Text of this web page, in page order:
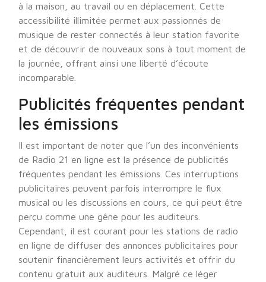
à la maison, au travail ou en déplacement. Cette
accessibilité illimitée permet aux passionnés de
musique de rester connectés à leur station favorite
et de découvrir de nouveaux sons à tout moment de
la journée, offrant ainsi une liberté d’écoute
incomparable.
Publicités fréquentes pendant
les émissions
Il est important de noter que l’un des inconvénients
de Radio 21 en ligne est la présence de publicités
fréquentes pendant les émissions. Ces interruptions
publicitaires peuvent parfois interrompre le flux
musical ou les discussions en cours, ce qui peut être
perçu comme une gêne pour les auditeurs.
Cependant, il est courant pour les stations de radio
en ligne de diffuser des annonces publicitaires pour
soutenir financièrement leurs activités et offrir du
contenu gratuit aux auditeurs. Malgré ce léger